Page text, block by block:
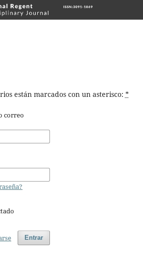
están marcados con un asterisco: *
correo
Entrar